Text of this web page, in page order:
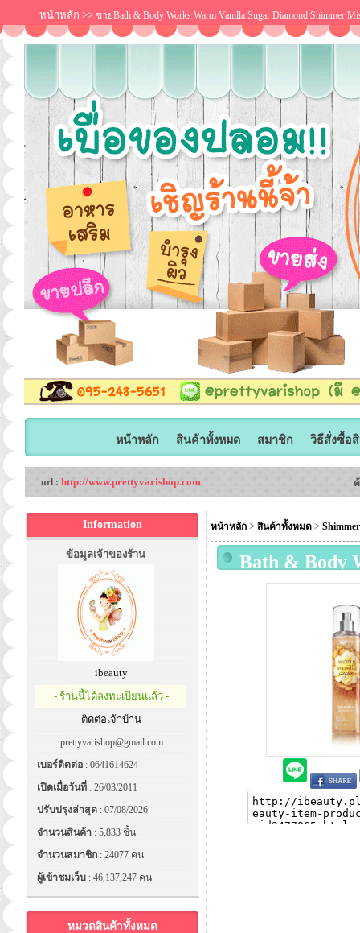
หน้าหลัก >> ขายBath & Body Works Warm Vanilla Sugar Diamond
หน้าหลัก สินค้าทั้งหมด สมาชิก วิธีสั่งซื้อ
url : http://www.prettyvarishop.com
Information
ข้อมูลเจ้าของร้าน
ibeauty
- ร้านนี้ได้ลงทะเบียนแล้ว -
ติดต่อเจ้าบ้าน
prettyvarishop@gmail.com
เบอร์ติดต่อ : 0641614624
เปิดเมื่อวันที่ : 26/03/2011
ปรับปรุงล่าสุด : 07/08/2026
จำนวนสินค้า : 5,833 ชิ้น
จำนวนสมาชิก : 24077 คน
ผู้เข้าชมเว็บ : 46,137,247 คน
หมวดสินค้าทั้งหมด
หน้าหลัก > สินค้าทั้งหมด >
Bath & Body
236 ml. สเป
จะมีประกาย
ชอบเปิดไห